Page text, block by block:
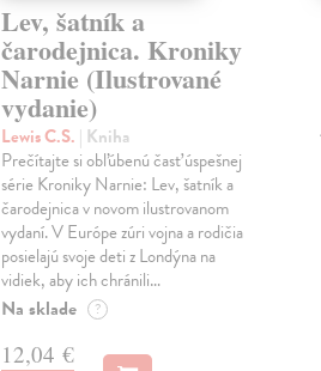
Lev, šatník a
čarodejnica. Kroniky
Narnie (Ilustrované
vydanie)
Lewis C.S. | Kniha
Prečítajte si obľúbenú časť úspešnej
série Kroniky Narnie: Lev, šatník a
čarodejnica v novom ilustrovanom
vydaní. V Európe zúri vojna a rodičia
posielajú svoje deti z Londýna na
vidiek, aby ich chránili…
Na sklade ?
12,04 €